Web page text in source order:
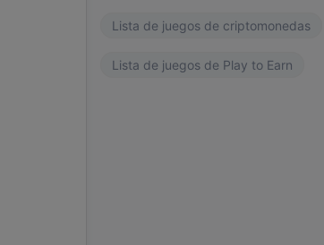
Lista de juegos de criptomonedas
Lista de juegos de Play to Earn